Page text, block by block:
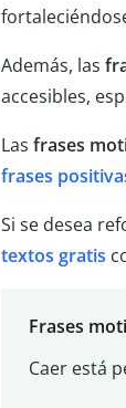
Además, las
accesibles,
Las frases
frases
Si se desea
textos gratis
Frases
Caer está